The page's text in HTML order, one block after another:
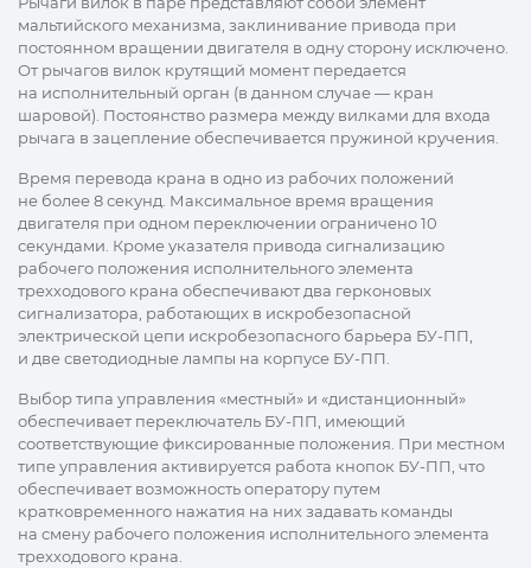
мальтийского механизма, заклинивание привода при
постоянном вращении двигателя в одну сторону исключено.
От рычагов вилок крутящий момент передается
на исполнительный орган (в данном случае — кран
шаровой). Постоянство размера между вилками для входа
рычага в зацепление обеспечивается пружиной кручения.
Время перевода крана в одно из рабочих положений
не более 8 секунд. Максимальное время вращения
двигателя при одном переключении ограничено 10
секундами. Кроме указателя привода сигнализацию
рабочего положения исполнительного элемента
трехходового крана обеспечивают два герконовых
сигнализатора, работающих в искробезопасной
электрической цепи искробезопасного барьера БУ-ПП,
и две светодиодные лампы на корпусе БУ-ПП.
Выбор типа управления «местный» и «дистанционный»
обеспечивает переключатель БУ-ПП, имеющий
соответствующие фиксированные положения. При местном
типе управления активируется работа кнопок БУ-ПП, что
обеспечивает возможность оператору путем
кратковременного нажатия на них задавать команды
на смену рабочего положения исполнительного элемента
трехходового крана.